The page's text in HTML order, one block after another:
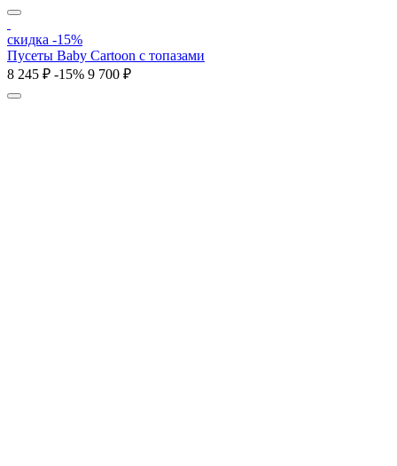
скидка -15%
Пусеты Baby Cartoon с топазами
8 245 ₽ -15% 9 700 ₽